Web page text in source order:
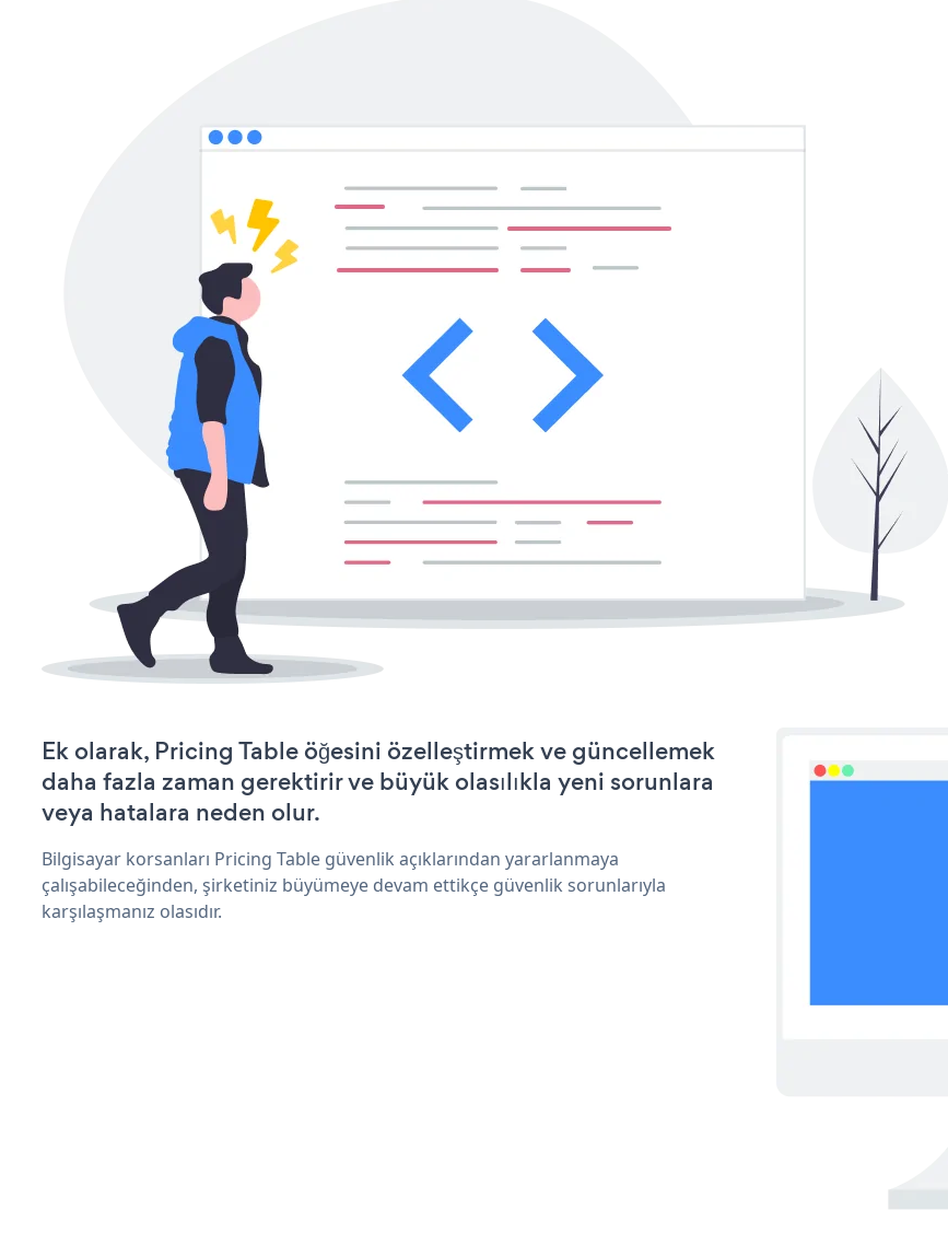
Ek olarak, Pricing Table öğesini özelleştirmek ve güncellemek
daha fazla zaman gerektirir ve büyük olasılıkla yeni sorunlara
veya hatalara neden olur.
Bilgisayar korsanları Pricing Table güvenlik açıklarından yararlanmaya
çalışabileceğinden, şirketiniz büyümeye devam ettikçe güvenlik sorunlarıyla
karşılaşmanız olasıdır.